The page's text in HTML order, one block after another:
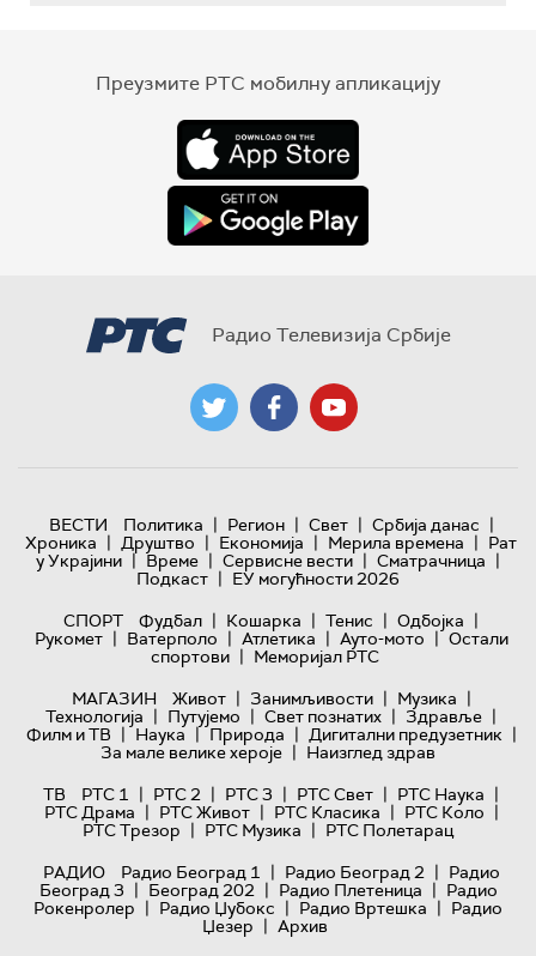
Преузмите РТС мобилну апликацију
Радио Телевизија Србије
ВЕСТИ Политика | Регион | Свет | Србија данас |
Хроника | Друштво | Економија | Мерила времена | Рат
у Украјини | Време | Сервисне вести | Сматрачница |
Подкаст | ЕУ могућности 2026
СПОРТ
Фудбал | Кошарка | Тенис | Одбојка |
Рукомет | Ватерполо | Атлетика | Ауто-мото | Остали
спортови | Меморијал РТС
МАГАЗИН
Живот | Занимљивости | Музика |
Технологијa | Путујемо | Свет познатих | Здравље |
Филм и ТВ | Наука | Природа | Дигитални предузетник |
За мале велике хероје | Наизглед здрав
ТВ
РТС 1 | РТС 2 | РТС 3 | РТС Свет | РТС Наука |
РТС Драма | РТС Живот | РТС Класика | РТС Коло |
РТС Трезор | РТС Музика | РТС Полетарац
РАДИО
Радио Београд 1 | Радио Београд 2 | Радио
Београд 3 | Београд 202 | Радио Плетеница | Радио
Рокенролер | Радио Џубокс | Радио Вртешка | Радио
Џезер | Архив